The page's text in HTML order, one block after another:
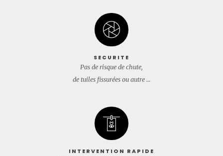
SECURITE
Pas de risque de chute,
de tuiles fissurées ou autre …
INTERVENTION RAPIDE